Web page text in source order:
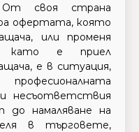
От своя страна
офертата, която
или променя
като е приел
е в ситуация,
несъответствия
намаляване на
в търговете,